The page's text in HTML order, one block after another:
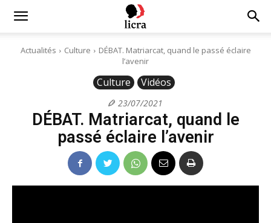
Licra
Antiraciste
Actualités Culture
DÉBAT. Matriarcat, quand le passé éclaire
l’avenir
Culture Vidéos
23/07/2021
DÉBAT. Matriarcat, quand le
passé éclaire l’avenir